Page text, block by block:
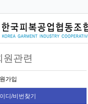
원관련
가입
디/비번찾기